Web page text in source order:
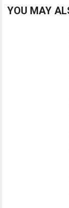
YOU MAY